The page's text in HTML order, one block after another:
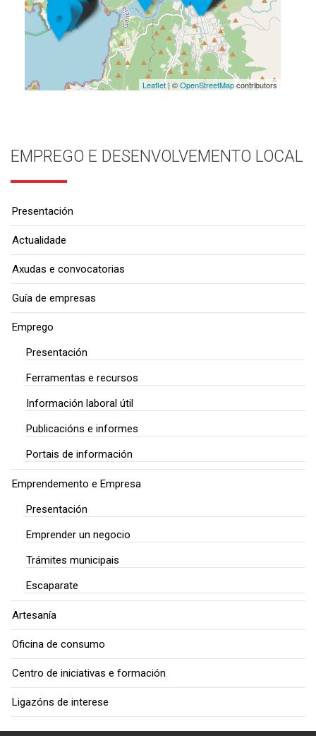
Leaflet| ©OpenStreetMapcontributors
EMPREGO E DESENVOLVEMENTO LOCAL
Presentación
Actualidade
Axudas e convocatorias
Guía de empresas
Emprego
Presentación
Ferramentas e recursos
Información laboral útil
Publicacións e informes
Portais de información
Emprendemento e Empresa
Presentación
Emprender un negocio
Trámites municipais
Escaparate
Artesanía
Oficina de consumo
Centro de iniciativas e formación
Ligazóns de interese